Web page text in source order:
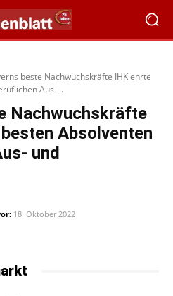
beste Nachwuchskräfte IHK ehrte
Aus-...
Nachwuchskräfte
Absolventen
und
18. Oktober 2022